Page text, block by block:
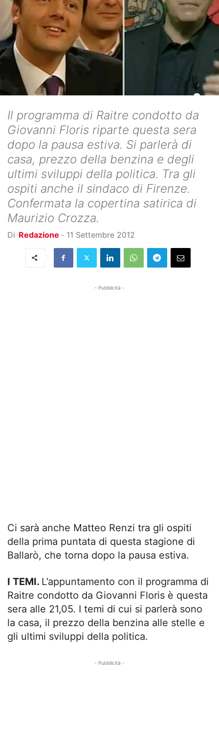
Il programma di Raitre condotto da
Giovanni Floris riparte questa sera
dopo la pausa estiva. Si parlerà di
casa, prezzo della benzina e degli
ultimi sviluppi della politica. Tra gli
ospiti anche il sindaco di Firenze.
Confermata la copertina satirica di
Maurizio Crozza.
Di Redazione - 11 Settembre 2012
- Pubblicità -
Ci sarà anche Matteo Renzi tra gli ospiti
della prima puntata di questa stagione di
Ballarò, che torna dopo la pausa estiva.
I TEMI. L’appuntamento con il programma di
Raitre condotto da Giovanni Floris è questa
sera alle 21,05. I temi di cui si parlerà sono
la casa, il prezzo della benzina alle stelle e
gli ultimi sviluppi della politica.
- Pubblicità -